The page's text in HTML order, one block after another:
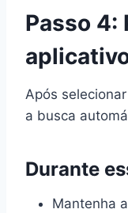
Passo 4:
Após
a busca
Durante
Mantenha